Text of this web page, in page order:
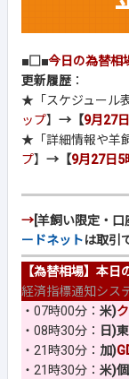
■□■今日の為替相
更新履歴 ：
★「スケジュール
ップ】 →【9月27
★「詳細情報や羊
プ】 →【9月27日5
→[羊飼い限定・口
ードネットは取引
【為替相場】本日
経済指標通知シス
・07時00分： 米)
・08時30分：
日)
・21時30分： 加)
・21時30分： 米)